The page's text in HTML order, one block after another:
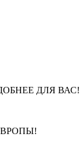
ДЛЯ ВАС!